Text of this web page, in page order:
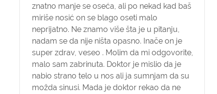
znatno manje se oseća, ali po nekad kad baš
miriše nosić on se blago oseti malo
neprijatno. Ne znamo više šta je u pitanju,
nadam se da nije ništa opasno. Inače on je
super zdrav, veseo . Molim da mi odgovorite,
malo sam zabrinuta. Doktor je mislio da je
nabio strano telo u nos ali ja sumnjam da su
možda sinusi. Mada je doktor rekao da ne